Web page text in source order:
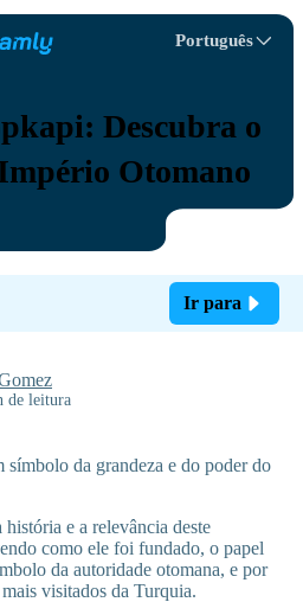
Português
Descubra o
Otomano
Ir para
de leitura
da grandeza e do poder do
e a relevância deste
como ele foi fundado, o papel
da autoridade otomana, e por
visitados da Turquia.